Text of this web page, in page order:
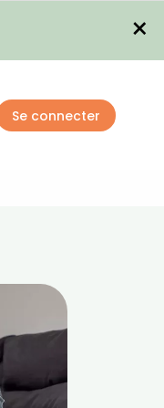
×
Se connecter